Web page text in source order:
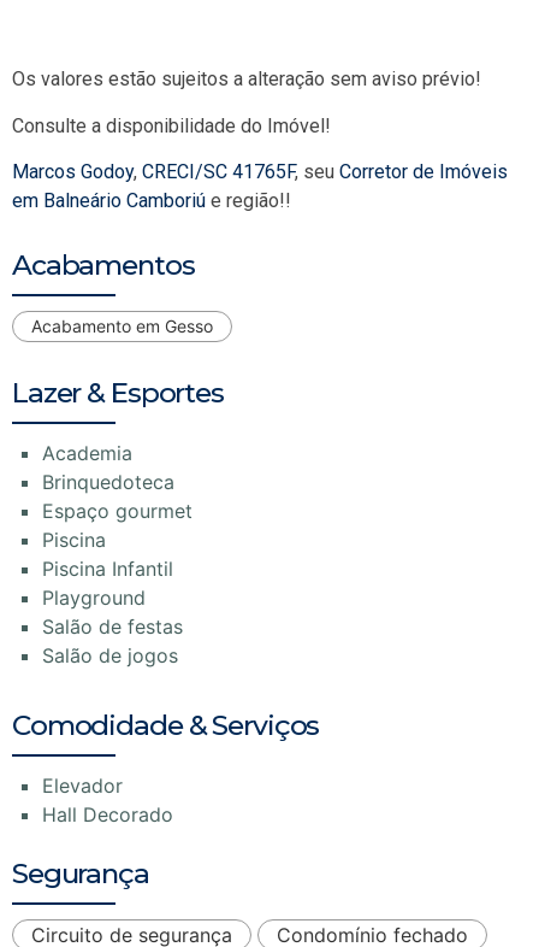
Os valores estão sujeitos a alteração sem aviso prévio!
Consulte a disponibilidade do Imóvel!
Marcos Godoy, CRECI/SC 41765F, seu Corretor de Imóveis
em Balneário Camboriú e região!!
Acabamentos
Acabamento em Gesso
Lazer & Esportes
Academia
Brinquedoteca
Espaço gourmet
Piscina
Piscina Infantil
Playground
Salão de festas
Salão de jogos
Comodidade & Serviços
Elevador
Hall Decorado
Segurança
Circuito de segurança
Condomínio fechado